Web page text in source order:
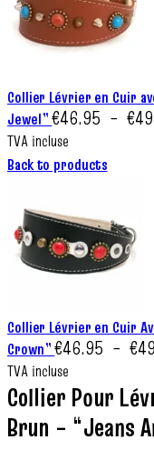
Collier Lévrier en Cuir
Jewel”€46.95 – €
TVA incluse
Back to products
Collier Lévrier en Cuir
Crown”€46.95 – €
TVA incluse
Collier Pour
Brun – “Jeans